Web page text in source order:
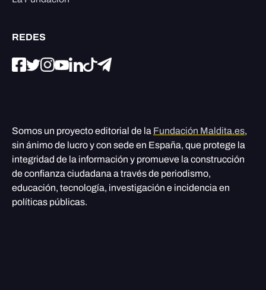
REDES
Somos un proyecto editorial de la Fundación Maldita.es,
sin ánimo de lucro y con sede en España, que protege la
integridad de la información y promueve la construcción
de confianza ciudadana a través de periodismo,
educación, tecnología, investigación e incidencia en
políticas públicas.